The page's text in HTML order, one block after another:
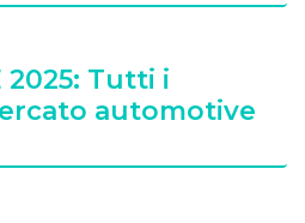
2025: Tutti i
automotive